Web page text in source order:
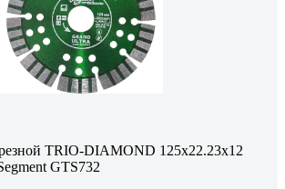
TRIO-DIAMOND 125х22.23x12
GTS732